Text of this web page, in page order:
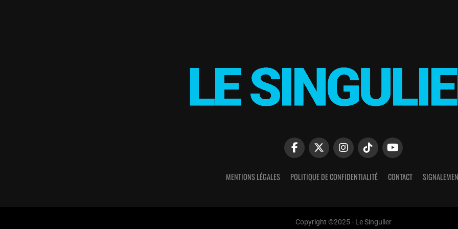
MENTIONS LÉGALES POLITIQUE DE CONFIDENTIALITÉ CONTACT
Copyright ©2025 - Le Singulier